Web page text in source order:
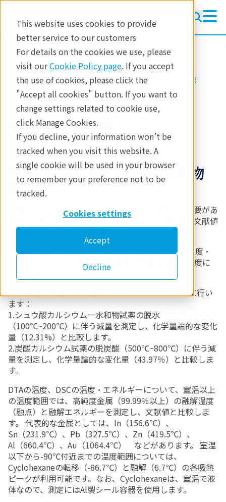
This website uses cookies to provide
better service to our customers
For details on the cookies we use, please
visit ourCookie Policy page. If you accept
the use of cookies, please click the
"Accept all cookies" button. If you want to
change settings related to cookie use,
click Manage Cookies.
If you decline, your information won’t be
tracked when you visit this website. A
single cookie will be used in your browser
to remember your preference not to be
tracked.
Cookies settings
Accept
Decline
熱分析装置
熱分析装置
ラーニング
製品
産業分野
お問合せ
製品 熱分析 ラーニング 豆知識
熱分析豆知識
第37回 熱分析の較正用標準物
質（1）
使用している装置の測定結果の正確さを確認する必要があ
る場合、較正用の標準物質を測定し、その測定値と文献値
を比較することにより評価できます。
TGは質量（重量）変化量、DTAでは温度、DSCは温度・
エネルギー、TMAの場合は膨張量（膨張係数）と温度に
TGの質量（重量）変化量については、以下のように行い
ます：
1.シュウ酸カルシウム一水和物試薬の脱水
（100℃~200℃）に伴う減量を測定し、化学量論的な変化
量（12.31%）と比較します。
2.炭酸カルシウム試薬の脱炭酸（500℃~800℃）に伴う減
量を測定し、化学量論的な変化量（43.97％）と比較しま
す。
DTAの温度、DSCの温度・エネルギーについて、室温以上
の温度範囲では、高純度金属（99.99％以上）の融解温度
（融点）と融解エネルギーを測定し、文献値と比較しま
す。 代表的な金属としては、In（156.6℃）、
Sn（231.9℃）、Pb（327.5℃）、Zn（419.5℃）、
Al（660.4℃）、Au（1064.4℃） などがあります。 室温
以下から-90℃付近までの温度範囲については、
Cyclohexaneの転移（-86.7℃）と融解（6.7℃）の各吸熱
ピークが利用可能です。なお、Cyclohexaneは、室温で液
体なので、測定にはAl製シール容器を使用します。